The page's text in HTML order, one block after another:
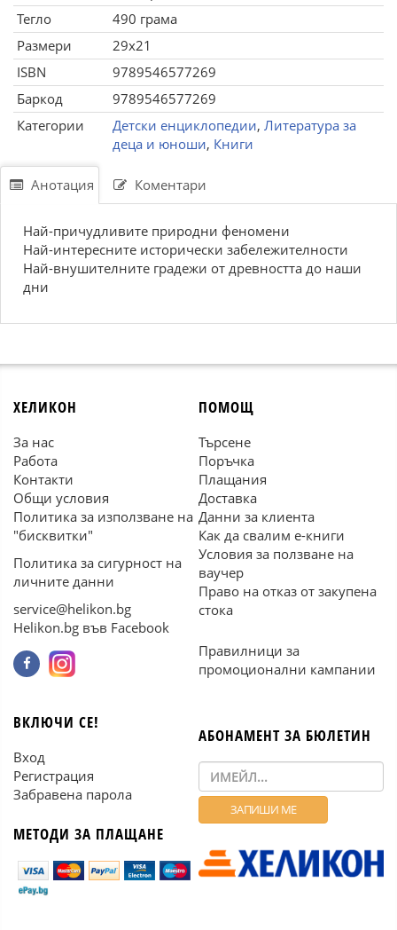
Тегло
490 грама
Размери
29x21
ISBN
9789546577269
Баркод
9789546577269
Категории
Детски енциклопедии, Литература за
деца и юноши, Книги
Анотация Коментари
Най-причудливите природни феномени
Най-интересните исторически забележителности
Най-внушителните градежи от древността до наши
дни
ХЕЛИКОН
За нас
Работа
Контакти
Общи условия
Политика за използване на
"бисквитки"
Политика за сигурност на
личните данни
service@helikon.bg
Helikon.bg във Facebook
ПОМОЩ
Търсене
Поръчка
Плащания
Доставка
Данни за клиента
Как да свалим е-книги
Условия за ползване на
ваучер
Право на отказ от закупена
стока
Правилници за
промоционални кампании
ВКЛЮЧИ СЕ!
Вход
Регистрация
Забравена парола
МЕТОДИ ЗА ПЛАЩАНЕ
АБОНАМЕНТ ЗА БЮЛЕТИН